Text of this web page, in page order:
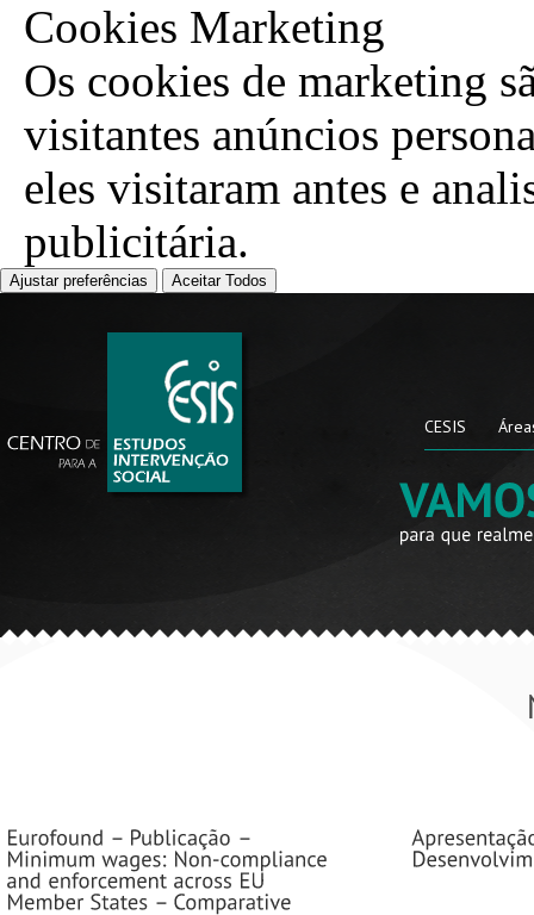
Cookies Marketing
Os cookies de marketing
visitantes anúncios
eles visitaram antes e
publicitária.
Ajustar preferências Aceitar Todos
CESIS